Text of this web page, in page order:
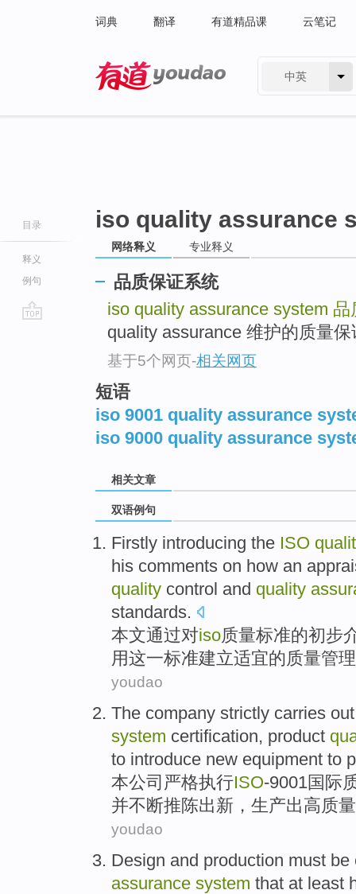
词典 翻译 有道精品课 云笔记
中英
目录
释义
例句
iso quality assurance
网络释义 专业释义
品质保证系统
iso quality assurance system 品
quality assurance 维护的质量保
基于5个网页-相关网页
短语
iso 9001 quality assurance
iso 9000 quality assurance
相关文章
双语例句
Firstly introducing the ISO
his comments on how an
quality control and quality
standards.
本文通过对iso质量标准的初步
用这一标准建立适宜的质量管理
youdao
The company strictly carries out
system certification, product
to introduce new equipment to
本公司 严格执行ISO-9001国际
并不断推陈出新， 生产出高质量
youdao
Design and production must be
assurance system that at least